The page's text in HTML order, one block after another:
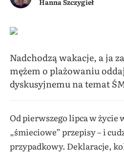
Hanna Szczygieł
Nadchodzą wakacje, a ja
mężem o plażowaniu
dyskusyjnemu na temat
Od pierwszego lipca w życie
„śmieciowe” przepisy – i
przypadkowy. Deklaracje,